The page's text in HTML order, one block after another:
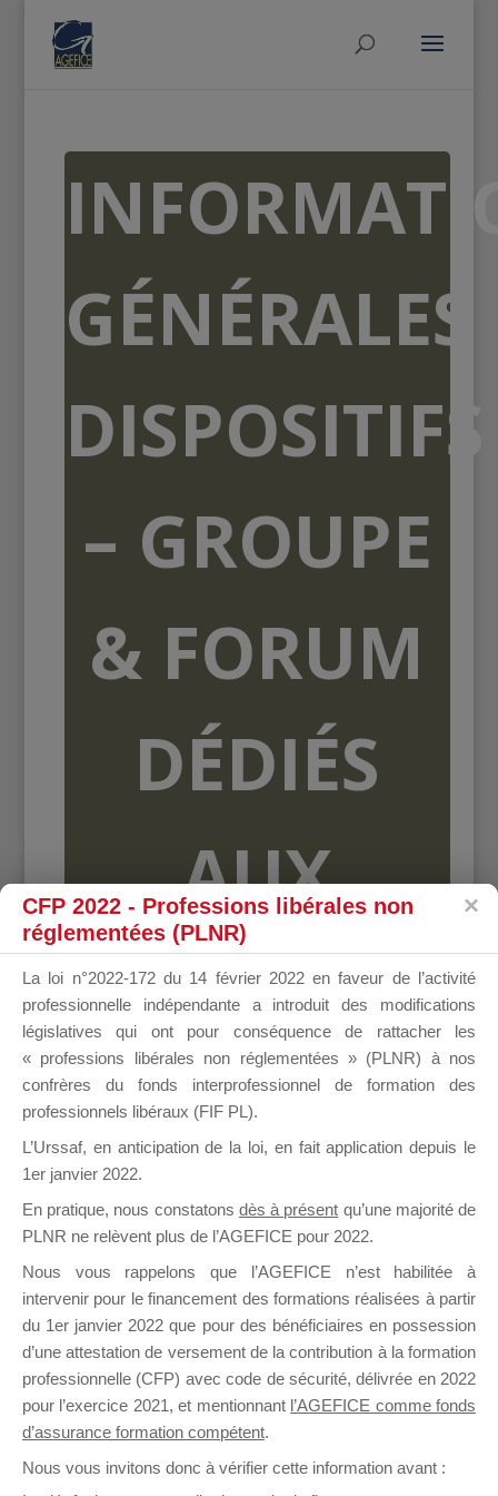
GÉNÉRALES
DISPOSITIFS
– GROUPE
& FORUM
DÉDIÉS
AUX
DE
Groupe Public
il y a un jour
Ce groupe est destiné aux Organismes de
CFP 2022 - Professions libérales non
réglementées (PLNR)
La loi n°2022-172 du 14 février 2022 en faveur de l’activité
professionnelle indépendante a introduit des modifications
législatives qui ont pour conséquence de rattacher les
« professions libérales non réglementées » (PLNR) à nos
confrères du fonds interprofessionnel de formation des
professionnels libéraux (FIF PL).
L’Urssaf, en anticipation de la loi, en fait application depuis le
1er janvier 2022.
En pratique, nous constatons dès à présent qu’une majorité de
PLNR ne relèvent plus de l’AGEFICE pour 2022.
Nous vous rappelons que l’AGEFICE n’est habilitée à
intervenir pour le financement des formations réalisées à partir
du 1er janvier 2022 que pour des bénéficiaires en possession
d’une attestation de versement de la contribution à la formation
professionnelle (CFP) avec code de sécurité, délivrée en 2022
pour l’exercice 2021, et mentionnant l’AGEFICE comme fonds
d’assurance formation compétent.
Nous vous invitons donc à vérifier cette information avant :